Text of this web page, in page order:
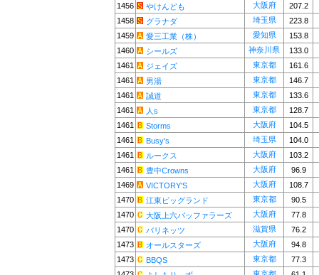
1456
やけんども 大阪府
207.2
1458
グラナダ 埼玉県
223.8
1459
愛三工業（株） 愛知県
153.8
1460
シールズ 神奈川県
133.0
1461
ジェイズ 東京都
161.6
1461
男湯 東京都
146.7
1461
誠道 東京都
133.6
1461
人s 東京都
128.7
1461
Storms 大阪府
104.5
1461
Busy's 埼玉県
104.0
1461
ルークス 大阪府
103.2
1461
豊中Crowns 大阪府
96.9
1469
VICTORY'S 大阪府
108.7
1470
江東ビッグランド 東京都
90.5
1470
大阪上六バッファラーズ 大阪府
77.8
1470
バリネッツ 滋賀県
76.2
1473
オールスターズ 大阪府
94.8
1473
BBQS 東京都
77.3